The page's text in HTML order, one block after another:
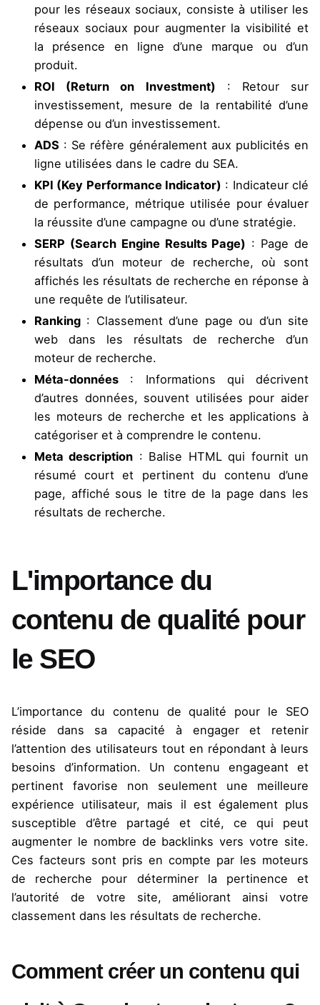
pour les réseaux sociaux, consiste à utiliser les
réseaux sociaux pour augmenter la visibilité et
la présence en ligne d’une marque ou d’un
produit.
ROI (Return on Investment) : Retour sur
investissement, mesure de la rentabilité d’une
dépense ou d’un investissement.
ADS : Se réfère généralement aux publicités en
ligne utilisées dans le cadre du SEA.
KPI (Key Performance Indicator) : Indicateur clé
de performance, métrique utilisée pour évaluer
la réussite d’une campagne ou d’une stratégie.
SERP (Search Engine Results Page) : Page de
résultats d’un moteur de recherche, où sont
affichés les résultats de recherche en réponse à
une requête de l’utilisateur.
Ranking : Classement d’une page ou d’un site
web dans les résultats de recherche d’un
moteur de recherche.
Méta-données : Informations qui décrivent
d’autres données, souvent utilisées pour aider
les moteurs de recherche et les applications à
catégoriser et à comprendre le contenu.
Meta description : Balise HTML qui fournit un
résumé court et pertinent du contenu d’une
page, affiché sous le titre de la page dans les
résultats de recherche.
L'importance du
contenu de qualité pour
le SEO
L’importance du contenu de qualité pour le SEO
réside dans sa capacité à engager et retenir
l’attention des utilisateurs tout en répondant à leurs
besoins d’information. Un contenu engageant et
pertinent favorise non seulement une meilleure
expérience utilisateur, mais il est également plus
susceptible d’être partagé et cité, ce qui peut
augmenter le nombre de backlinks vers votre site.
Ces facteurs sont pris en compte par les moteurs
de recherche pour déterminer la pertinence et
l’autorité de votre site, améliorant ainsi votre
classement dans les résultats de recherche.
Comment créer un contenu qui